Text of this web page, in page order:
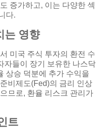
증가하고, 이는 다양한 섹
다.
는 영향
미국 주식 투자의 환전 수
자들이 장기 보유한 나스닥
상승 덕분에 추가 수익을
비제도(Fed)의 금리 인상
므로, 환율 리스크 관리가
트